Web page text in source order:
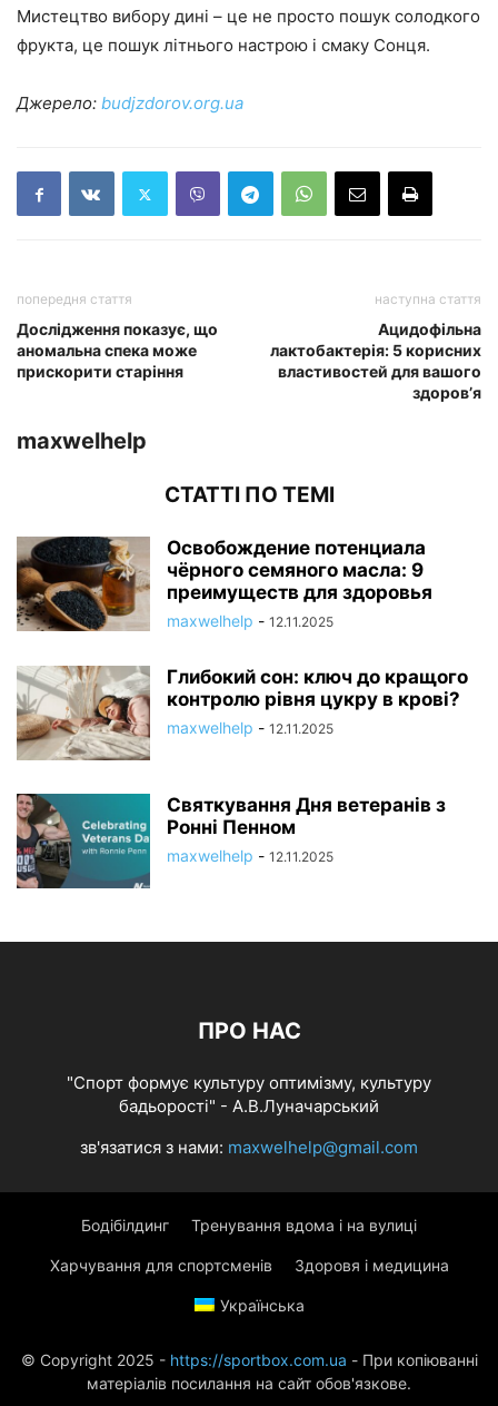
Мистецтво вибору дині – це не просто пошук солодкого
фрукта, це пошук літнього настрою і смаку Сонця.
Джерело: budjzdorov.org.ua
попередня стаття
Дослідження показує, що
аномальна спека може
прискорити старіння
наступна стаття
Ацидофільна
лактобактерія: 5 корисних
властивостей для вашого
здоров’я
maxwelhelp
СТАТТІ ПО ТЕМІ
Освобождение потенциала
чёрного семяного масла: 9
преимуществ для здоровья
maxwelhelp - 12.11.2025
Глибокий сон: ключ до кращого
контролю рівня цукру в крові?
maxwelhelp - 12.11.2025
Святкування Дня ветеранів з
Ронні Пенном
maxwelhelp - 12.11.2025
ПРО НАС
"Спорт формує культуру оптимізму, культуру
бадьорості" - А.В.Луначарський
зв'язатися з нами: maxwelhelp@gmail.com
Бодібілдинг Тренування вдома і на вулиці
Харчування для спортсменів Здоровя і медицина
Українська
© Copyright 2025 - https://sportbox.com.ua - При копіюванні
матеріалів посилання на сайт обов'язкове.